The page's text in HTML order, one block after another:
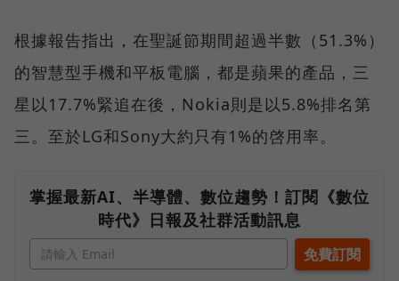
根據報告指出，在聖誕節期間超過半數（51.3%）
的智慧型手機和平板電腦，都是蘋果的產品，三
星以17.7%緊追在後，Nokia則是以5.8%排名第
三。至於LG和Sony大約只有1%的啓用率。
掌握最新AI、半導體、數位趨勢！訂閱《數位
時代》日報及社群活動訊息